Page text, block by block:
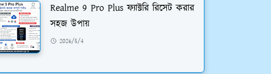
Realme 9 Pro Plus ফ্যাক্টরি রিসেট করার
সহজ উপায়
2026/5/4